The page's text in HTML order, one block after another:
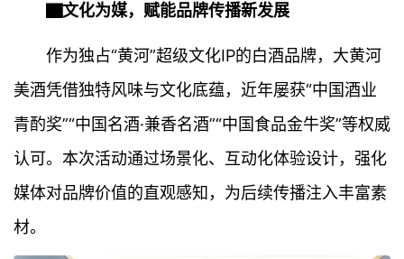
▇文化为媒，赋能品牌传播新发展
作为独占“黄河”超级文化IP的白酒品牌，大黄河
美酒凭借独特风味与文化底蕴，近年屡获“中国酒业
青酌奖”“中国名酒·兼香名酒”“中国食品金牛奖”等权威
认可。本次活动通过场景化、互动化体验设计，强化
媒体对品牌价值的直观感知，为后续传播注入丰富素
材。